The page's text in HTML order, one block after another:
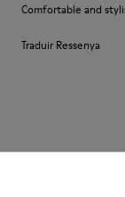
Comfortable and
Traduir Ressenya